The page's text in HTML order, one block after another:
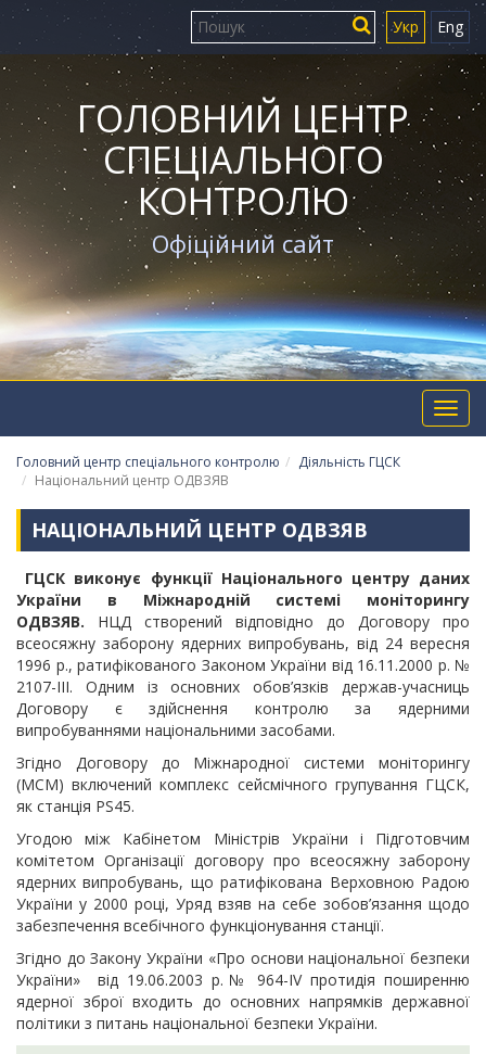
Укр Eng
ГОЛОВНИЙ ЦЕНТР
СПЕЦІАЛЬНОГО
КОНТРОЛЮ
Офіційний сайт
Головний центр спеціального контролю
Діяльність ГЦСК
Національний центр ОДВЗЯВ
НАЦІОНАЛЬНИЙ ЦЕНТР ОДВЗЯВ
ГЦСК виконує функції Національного центру даних
України в Міжнародній системі моніторингу
ОДВЗЯВ. НЦД створений відповідно до Договору про
всеосяжну заборону ядерних випробувань, від 24 вересня
1996 р., ратифікованого Законом України від 16.11.2000 р. №
2107-III. Одним із основних обов’язків держав-учасниць
Договору є здійснення контролю за ядерними
випробуваннями національними засобами.
Згідно Договору до Міжнародної системи моніторингу
(МСМ) включений комплекс сейсмічного групування ГЦСК,
як станція PS45.
Угодою між Кабінетом Міністрів України і Підготовчим
комітетом Організації договору про всеосяжну заборону
ядерних випробувань, що ратифікована Верховною Радою
України у 2000 році, Уряд взяв на себе зобов’язання щодо
забезпечення всебічного функціонування станції.
Згідно до Закону України «Про основи національної безпеки
України» від 19.06.2003 р.№ 964-IV протидія поширенню
ядерної зброї входить до основних напрямків державної
політики з питань національної безпеки України.